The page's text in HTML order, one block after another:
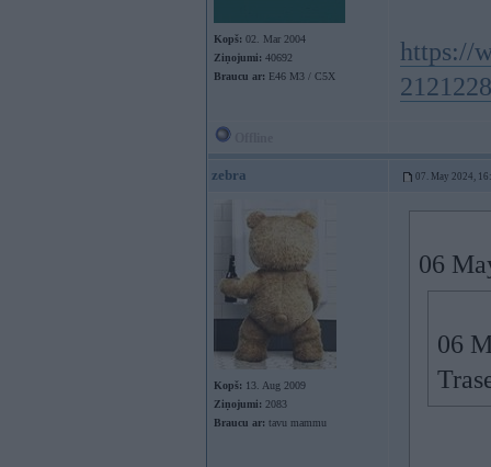
Kopš: 02. Mar 2004
Ziņojumi: 40692
Braucu ar: E46 M3 / C5X
https://
zebra 07. May 2024,
Kopš: 13. Aug 2009
Ziņojumi: 2083
Braucu ar: tavu mammu
06
06